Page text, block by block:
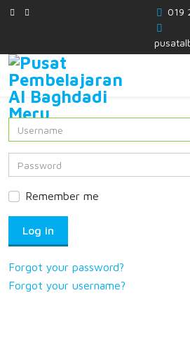
019
Remember me
Log in
Forgot your password?
Forgot your username?